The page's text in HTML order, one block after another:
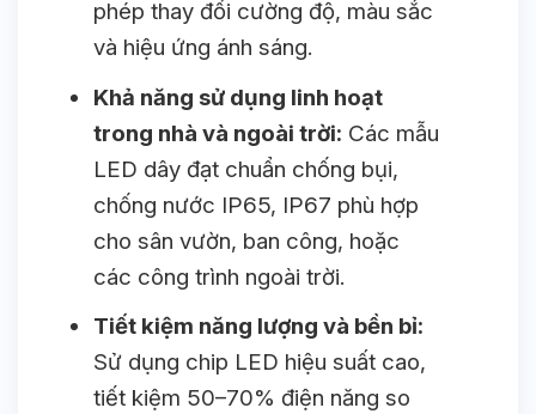
phép thay đổi cường độ, màu sắc
và hiệu ứng ánh sáng.
Khả năng sử dụng linh hoạt
trong nhà và ngoài trời: Các mẫu
LED dây đạt chuẩn chống bụi,
chống nước IP65, IP67 phù hợp
cho sân vườn, ban công, hoặc
các công trình ngoài trời.
Tiết kiệm năng lượng và bền bỉ:
Sử dụng chip LED hiệu suất cao,
tiết kiệm 50–70% điện năng so